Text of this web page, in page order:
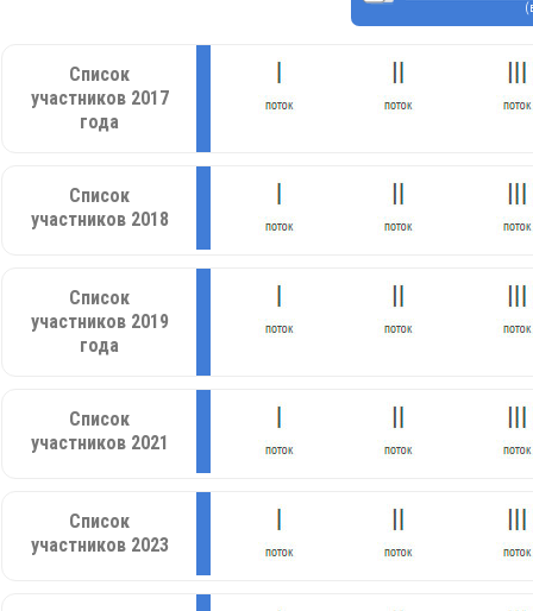
Список
участников 2017
года
Список
участников 2018
Список
участников 2019
года
Список
участников 2021
Список
участников 2023